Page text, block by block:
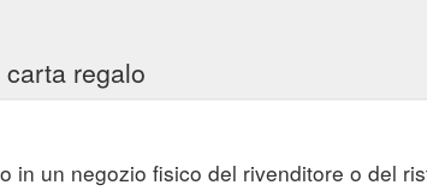
regalo
in un negozio fisico del rivenditore o del